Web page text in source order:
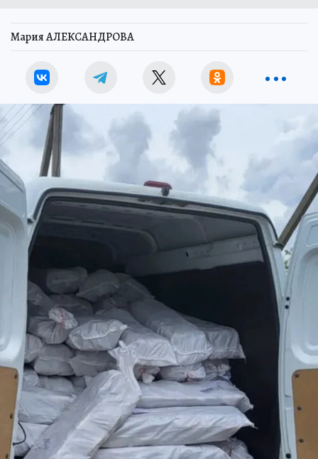
Мария АЛЕКСАНДРОВА